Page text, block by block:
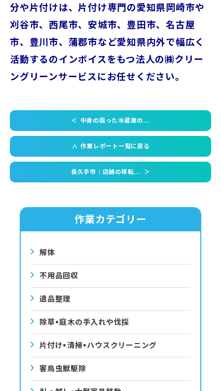
分や片付けは、片付け専門の愛知県岡崎市や
刈谷市、西尾市、安城市、豊田市、名古屋
市、豊川市、蒲郡市など愛知県内外で幅広く
活動するのインボイスをもつ法人の㈱クリー
ングリーンサービスにお任せください。
＜ 中身の腐った冷蔵庫の...
＜ 作業レポート一覧に戻る
長久手市｜店舗の移転... ＞
作業カテゴリー
解体
不用品回収
遺品整理
除草•庭⽊の⼿⼊れや伐採
⽚付け•清掃•ハウスクリーニング
害⿃⾍獣駆除